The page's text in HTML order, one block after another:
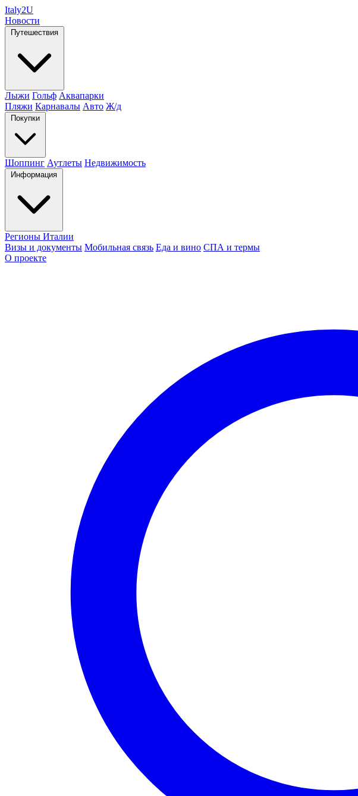
Italy2U
Новости
Путешествия
Лыжи Гольф Аквапарки
Пляжи Карнавалы Авто Ж/д
Покупки
Шоппинг Аутлеты Недвижимость
Информация
Регионы Италии
Визы и документы Мобильная связь Еда и вино СПА и термы
О проекте